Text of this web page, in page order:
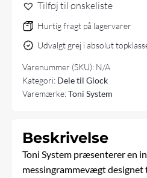
22-
24-
31-
34-
antal
Tilføj til ønskeliste
Hurtig fragt på lagervarer
Udvalgt grej i absolut
Varenummer (SKU): N/A
Kategori: Dele til Glock
Varemærke:Toni System
Beskrivelse
Toni System præsenterer en
messingrammevægt